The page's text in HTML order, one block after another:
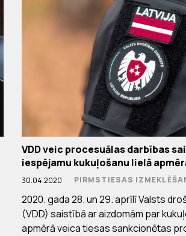
VDD veic procesuālas darbības
iespējamu kukuļošanu lielā
30.04.2020 PIRMSTIESAS
2020. gada 28. un 29. aprīlī Valsts
(VDD) saistībā ar aizdomām par
apmērā veica tiesas sankcionētas